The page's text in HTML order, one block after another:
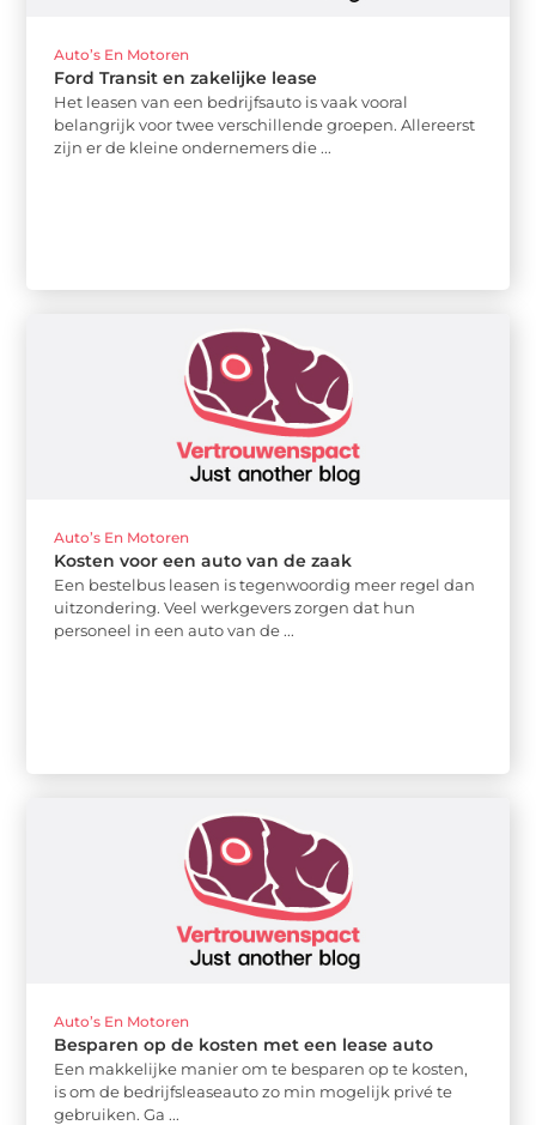
Auto’s En Motoren
Ford Transit en zakelijke lease
Het leasen van een bedrijfsauto is vaak vooral
belangrijk voor twee verschillende groepen. Allereerst
zijn er de kleine ondernemers die ...
Auto’s En Motoren
Kosten voor een auto van de zaak
Een bestelbus leasen is tegenwoordig meer regel dan
uitzondering. Veel werkgevers zorgen dat hun
personeel in een auto van de ...
Auto’s En Motoren
Besparen op de kosten met een lease auto
Een makkelijke manier om te besparen op te kosten,
is om de bedrijfsleaseauto zo min mogelijk privé te
gebruiken. Ga ...